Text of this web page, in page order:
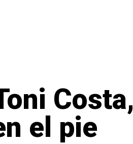
Costa,
el pie